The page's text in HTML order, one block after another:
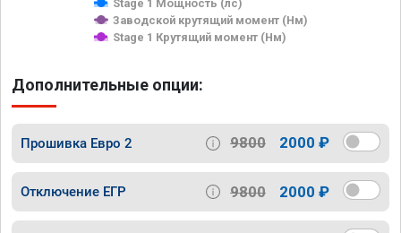
Stage 1 Мощность (лс)
Заводской крутящий момент (Нм)
Stage 1 Крутящий момент (Нм)
Дополнительные опции:
Прошивка Евро 2 9800 2000 ₽
Отключение ЕГР 9800 2000 ₽